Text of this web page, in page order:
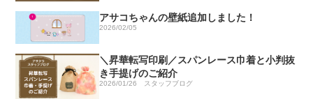
アサコちゃんの壁紙追加しました！
2026/02/05
＼昇華転写印刷／スパンレース巾着と小判抜
き手提げのご紹介
2026/01/26 スタッフブログ